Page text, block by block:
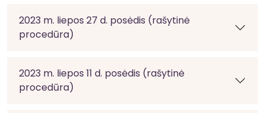
2023 m. liepos 27 d. posėdis (rašytinė
procedūra)
2023 m. liepos 11 d. posėdis (rašytinė
procedūra)